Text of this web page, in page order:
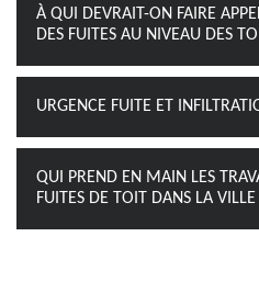
À QUI DEVRAIT-ON FAIRE
DES FUITES AU NIVEAU DES
URGENCE FUITE ET
QUI PREND EN MAIN LES
FUITES DE TOIT DANS LA